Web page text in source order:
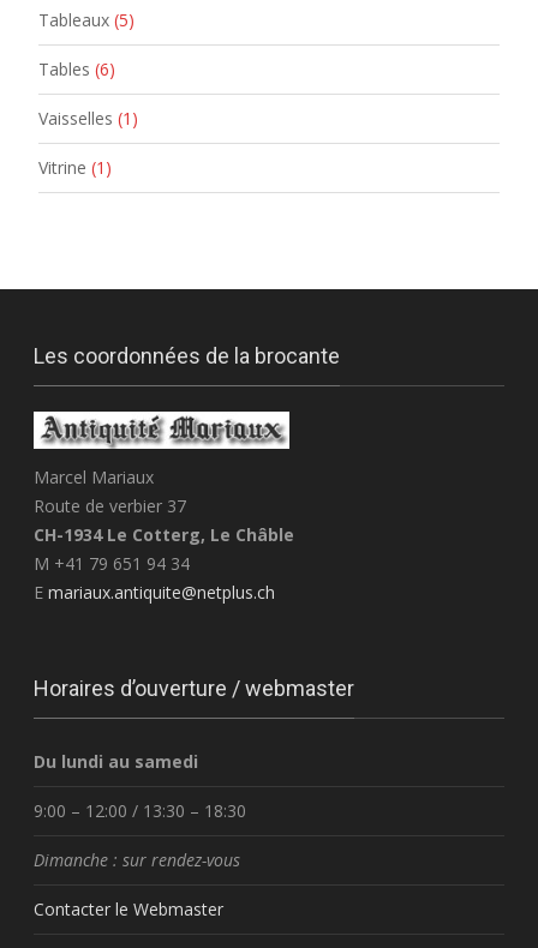
Tableaux (5)
Tables (6)
Vaisselles (1)
Vitrine (1)
Les coordonnées de la brocante
Marcel Mariaux
Route de verbier 37
CH-1934 Le Cotterg, Le Châble
M +41 79 651 94 34
E mariaux.antiquite@netplus.ch
Horaires d’ouverture / webmaster
Du lundi au samedi
9:00 – 12:00 / 13:30 – 18:30
Dimanche : sur rendez-vous
Contacter le Webmaster